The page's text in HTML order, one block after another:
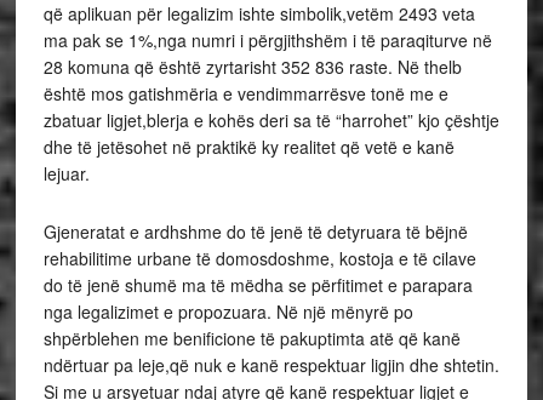
që aplikuan për legalizim ishte simbolik,vetëm 2493 veta
ma pak se 1%,nga numri i përgjithshëm i të paraqiturve në
28 komuna që është zyrtarisht 352 836 raste. Në thelb
është mos gatishmëria e vendimmarrësve tonë me e
zbatuar ligjet,blerja e kohës deri sa të “harrohet” kjo çështje
dhe të jetësohet në praktikë ky realitet që vetë e kanë
lejuar.
Gjeneratat e ardhshme do të jenë të detyruara të bëjnë
rehabilitime urbane të domosdoshme, kostoja e të cilave
do të jenë shumë ma të mëdha se përfitimet e parapara
nga legalizimet e propozuara. Në një mënyrë po
shpërblehen me benificione të pakuptimta atë që kanë
ndërtuar pa leje,që nuk e kanë respektuar ligjin dhe shtetin.
Si me u arsyetuar ndaj atyre që kanë respektuar ligjet e